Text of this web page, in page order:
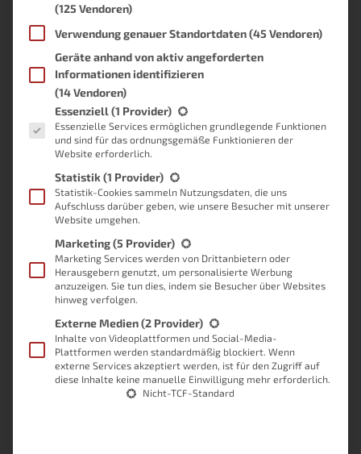
Sollten Inhalte im Blog weiterhin ohne KI
geschrieben sein?
Ja(100%, 1 Votes)
(0%, 0 Votes)
Total Voters:1
Start Date: 16. Dezember 2025 um 19:15 Uhr
End Date: Kein Ablaufdatum
Wie reist du am liebsten?
Im Verbrenner(67%, 6 Votes)
Mit dem E-Auto(22%, 2 Votes)
Mit der Bahn(11%, 1 Votes)
Total Voters:9
(125 Vendoren)
Verwendung genauer Standortdaten(45 Vendoren)
Geräte anhand von aktiv angeforderten
Informationen identifizieren
(14 Vendoren)
Es folgt eine Liste der Service-Gruppen, für die eine
Essenziell(1 Provider)
Essenzielle Services ermöglichen grundlegende Funktionen
und sind für das ordnungsgemäße Funktionieren der
Website erforderlich.
Statistik(1 Provider)
Statistik-Cookies sammeln Nutzungsdaten, die uns
Aufschluss darüber geben, wie unsere Besucher mit unserer
Website umgehen.
Marketing(5 Provider)
Marketing Services werden von Drittanbietern oder
Herausgebern genutzt, um personalisierte Werbung
anzuzeigen. Sie tun dies, indem sie Besucher über Websites
hinweg verfolgen.
Externe Medien(2 Provider)
Inhalte von Videoplattformen und Social-Media-
Plattformen werden standardmäßig blockiert. Wenn
externe Services akzeptiert werden, ist für den Zugriff auf
diese Inhalte keine manuelle Einwilligung mehr erforderlich.
Nicht-TCF-Standard